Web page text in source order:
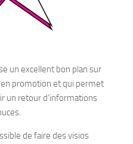
un excellent bon plan sur
en promotion et qui permet
un retour d’informations
de faire des visios